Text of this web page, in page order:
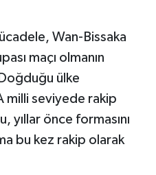
Wan-Bissaka
maçı olmanın
ülke
milli seviyede rakip
yıllar önce formasını
bu kez rakip olarak